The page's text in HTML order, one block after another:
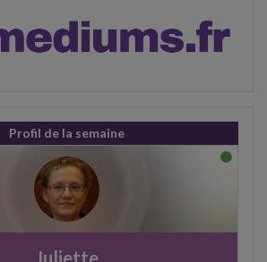
Profil de la semaine
Juliette